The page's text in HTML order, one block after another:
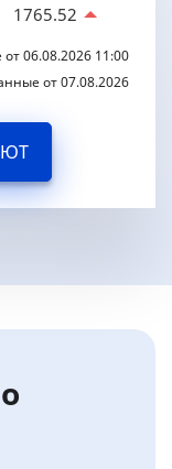
1765.52
06.08.2026 11:00
от 07.08.2026